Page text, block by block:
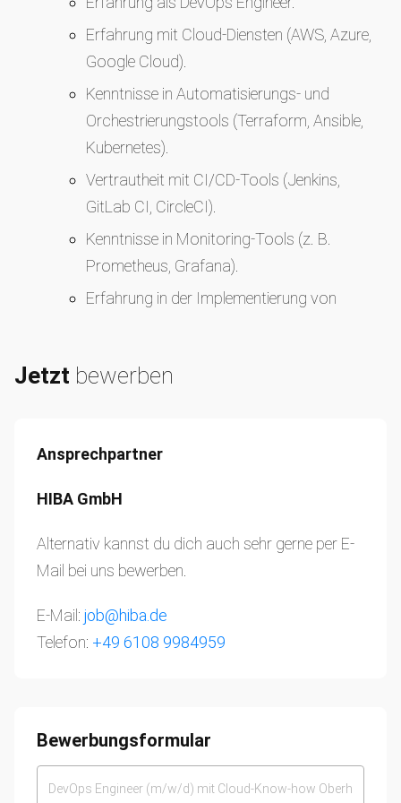
Erfahrung mit Cloud-Diensten (AWS, Azure,
Google Cloud).
Kenntnisse in Automatisierungs- und
Orchestrierungstools (Terraform, Ansible,
Kubernetes).
Vertrautheit mit CI/CD-Tools (Jenkins,
GitLab CI, CircleCI).
Kenntnisse in Monitoring-Tools (z. B.
Prometheus, Grafana).
Erfahrung in der Implementierung von
Jetzt bewerben
Ansprechpartner
HIBA GmbH
Alternativ kannst du dich auch sehr gerne per E-
Mail bei uns bewerben.
E-Mail: job@hiba.de
Telefon: +49 6108 9984959
Bewerbungsformular